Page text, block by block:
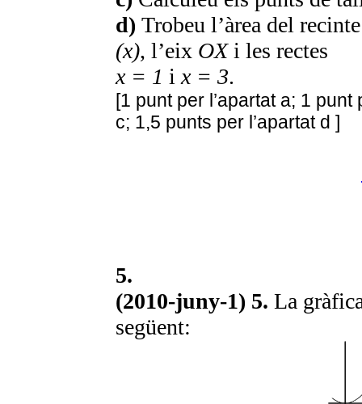
d) Trobeu l’àrea del
(x), l’eix OXi les rectes
x = 1 ix = 3.
[1 punt per l’apartat a; 1 punt
c; 1,5 punts per l’apartat d ]
5.
(2010-juny-1) 5. La
següent: